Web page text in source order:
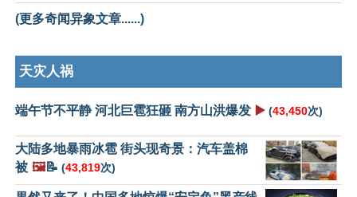
(更多奇闻异象文章......)
天灾人祸
端午节不平静 河北巨雹狂砸 南方山洪爆发 ▶️ (43,450次)
大陆多地暴雨冰雹 街头现奇景：汽车盖棉
被 🖼️📝 (43,819次)